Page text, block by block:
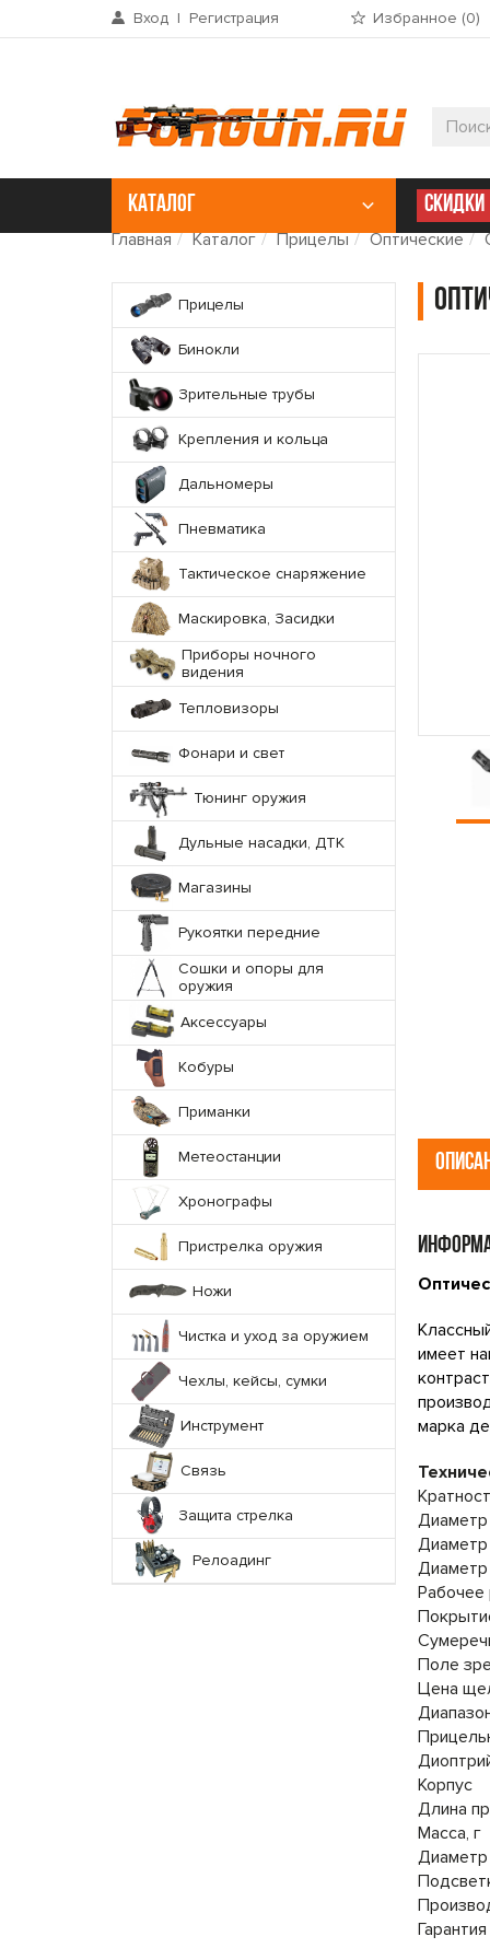
Вход | Регистрация Избранное (0)
КАТАЛОГ СКИДКИ
Главная Каталог Прицелы Оптические
Прицелы
Бинокли
Зрительные трубы
Крепления и кольца
Дальномеры
Пневматика
Тактическое снаряжение
Маскировка, Засидки
Приборы ночного
видения
Тепловизоры
Фонари и свет
Тюнинг оружия
Дульные насадки, ДТК
Магазины
Рукоятки передние
Сошки и опоры для
оружия
Аксессуары
Кобуры
Приманки
Метеостанции
Хронографы
Пристрелка оружия
Ножи
Чистка и уход за оружием
Чехлы, кейсы, сумки
Инструмент
Связь
Защита стрелка
Релоадинг
имеет
марка
Диаметр
Диаметр
Диаметр
Рабочее
Поле
Цена
Корпус
Длина
Масса, г
Диаметр
Гарантия